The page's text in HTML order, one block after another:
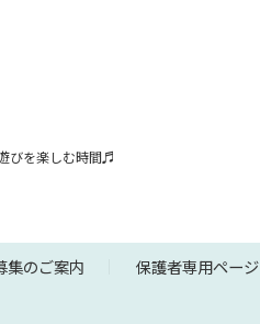
びを楽しむ時間♬
集のご案内 保護者専用ページ